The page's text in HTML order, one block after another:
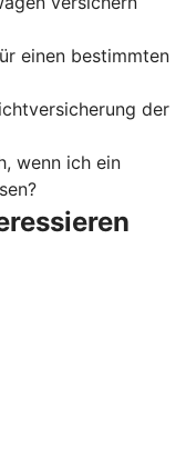
einen bestimmten
der
wenn ich ein